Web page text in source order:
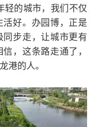
轻的城市，我们不仅
好。办园博，正是
步走，让城市更有
，这条路走通了，
港的人。